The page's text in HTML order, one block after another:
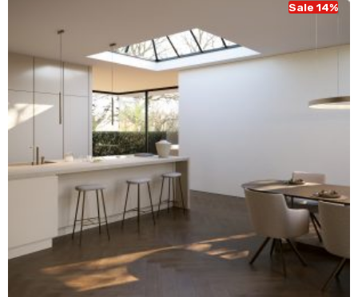
Sale 14%